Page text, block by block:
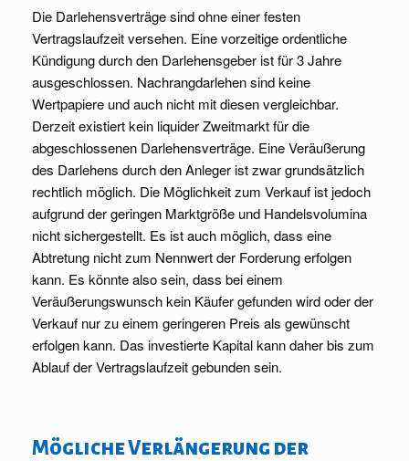
Die Darlehensverträge sind ohne einer festen
Vertragslaufzeit versehen. Eine vorzeitige ordentliche
Kündigung durch den Darlehensgeber ist für 3 Jahre
ausgeschlossen. Nachrangdarlehen sind keine
Wertpapiere und auch nicht mit diesen vergleichbar.
Derzeit existiert kein liquider Zweitmarkt für die
abgeschlossenen Darlehensverträge. Eine Veräußerung
des Darlehens durch den Anleger ist zwar grundsätzlich
rechtlich möglich. Die Möglichkeit zum Verkauf ist jedoch
aufgrund der geringen Marktgröße und Handelsvolumina
nicht sichergestellt. Es ist auch möglich, dass eine
Abtretung nicht zum Nennwert der Forderung erfolgen
kann. Es könnte also sein, dass bei einem
Veräußerungswunsch kein Käufer gefunden wird oder der
Verkauf nur zu einem geringeren Preis als gewünscht
erfolgen kann. Das investierte Kapital kann daher bis zum
Ablauf der Vertragslaufzeit gebunden sein.
Mögliche Verlängerung der